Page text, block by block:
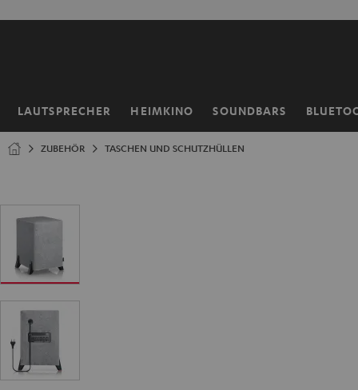
LAUTSPRECHER HEIMKINO SOUNDBARS
Startseite
ZUBEHÖR TASCHEN UND SCHUTZHÜLLEN